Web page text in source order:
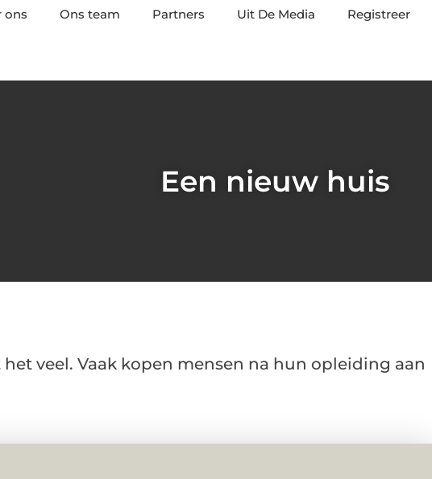
ons Ons team Partners Uit De Media Registreer
Een nieuw huis
veel. Vaak kopen mensen na hun opleiding aan